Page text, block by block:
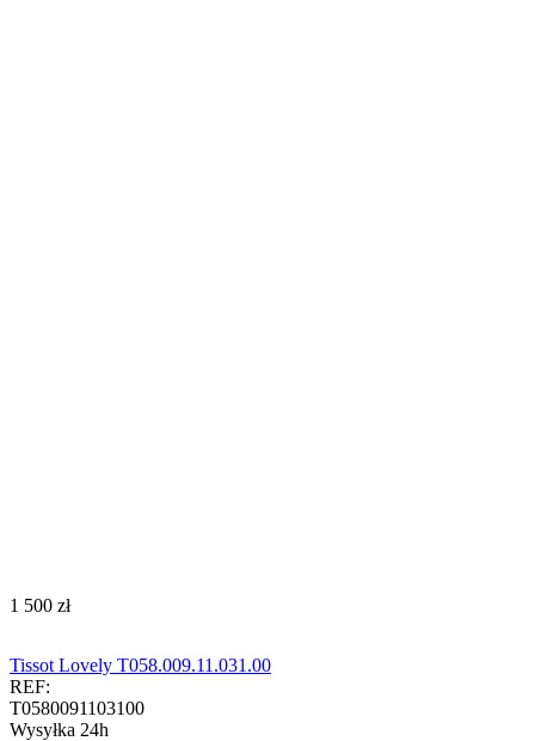
‍1 500‍ zł
Tissot Lovely T058.009.11.031.00
REF:
T0580091103100
Wysyłka 24h